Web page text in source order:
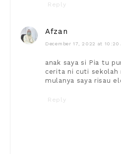
Reply
Afzan
December 17, 2022 at 10:20
anak saya si Pia tu
cerita ni cuti sekolah
mulanya saya risau
Reply